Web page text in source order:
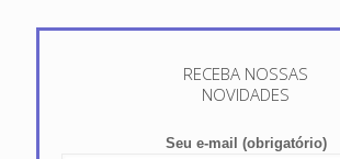
RECEBA NOSSAS
NOVIDADES
Seu e-mail (obrigatório)